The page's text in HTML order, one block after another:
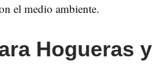
el medio ambiente.
Hogueras y